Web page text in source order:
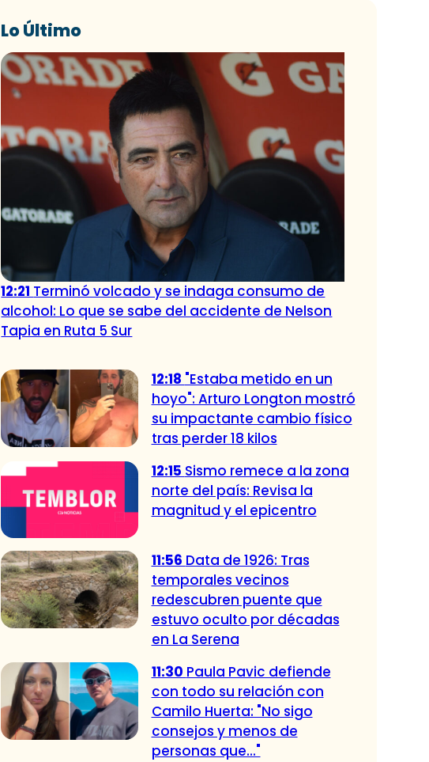
Lo Último
12:21 Terminó volcado y se indaga consumo de
alcohol: Lo que se sabe del accidente de Nelson
Tapia en Ruta 5 Sur
12:18 "Estaba metido en un
hoyo": Arturo Longton mostró
su impactante cambio físico
tras perder 18 kilos
12:15 Sismo remece a la zona
norte del país: Revisa la
magnitud y el epicentro
11:56 Data de 1926: Tras
temporales vecinos
redescubren puente que
estuvo oculto por décadas
en La Serena
11:30 Paula Pavic defiende
con todo su relación con
Camilo Huerta: "No sigo
consejos y menos de
personas que..."